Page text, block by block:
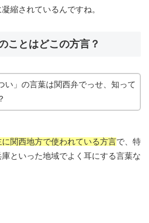
縮されているんですね。
ことはどこの方言？
い」の言葉は関西弁でっせ、知って
に関西地方で使われている方言で、特
といった地域でよく耳にする言葉な